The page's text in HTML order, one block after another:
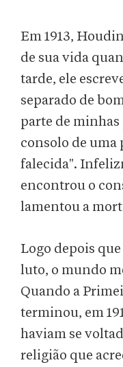
Em 1913,
de sua vida
tarde, ele
separado de
parte de minhas
consolo de uma
falecida".
encontrou o
lamentou a
Logo depois
luto, o mundo
Quando a
terminou, em
haviam se
religião que